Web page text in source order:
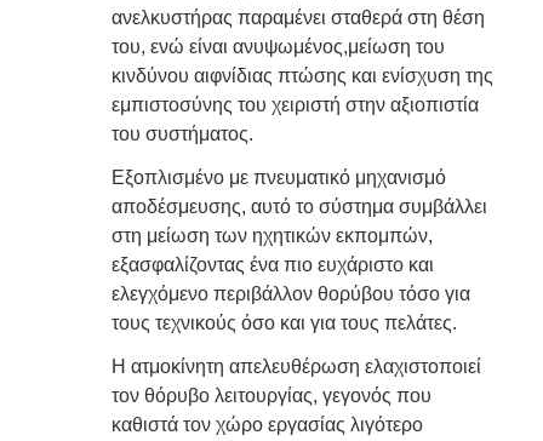
ανελκυστήρας παραμένει σταθερά στη θέση
του, ενώ είναι ανυψωμένος,μείωση του
κινδύνου αιφνίδιας πτώσης και ενίσχυση της
εμπιστοσύνης του χειριστή στην αξιοπιστία
του συστήματος.
Εξοπλισμένο με πνευματικό μηχανισμό
αποδέσμευσης, αυτό το σύστημα συμβάλλει
στη μείωση των ηχητικών εκπομπών,
εξασφαλίζοντας ένα πιο ευχάριστο και
ελεγχόμενο περιβάλλον θορύβου τόσο για
τους τεχνικούς όσο και για τους πελάτες.
Η ατμοκίνητη απελευθέρωση ελαχιστοποιεί
τον θόρυβο λειτουργίας, γεγονός που
καθιστά τον χώρο εργασίας λιγότερο